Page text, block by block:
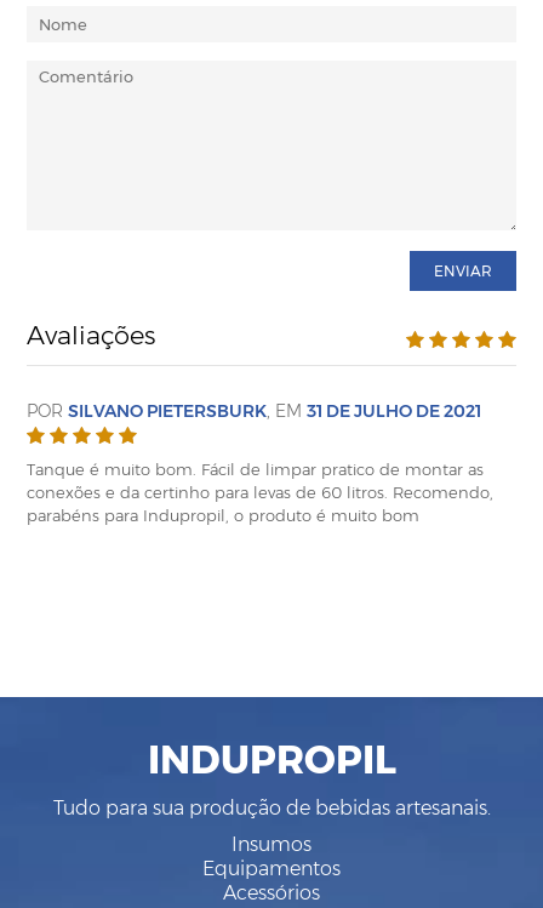
ENVIAR
Avaliações
PORSILVANO PIETERSBURK , EM31 DE JULHO DE 2021
Tanque é muito bom. Fácil de limpar pratico de montar as
conexões e da certinho para levas de 60 litros. Recomendo,
parabéns para Indupropil, o produto é muito bom
INDUPROPIL
Tudo para sua produção de bebidas artesanais.
Insumos
Equipamentos
Acessórios